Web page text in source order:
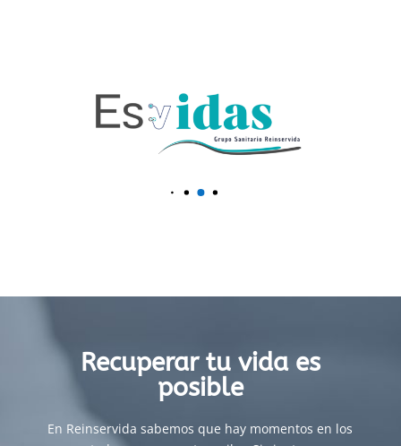
Recuperar tu vida es
posible
En Reinservida sabemos que hay momentos en los